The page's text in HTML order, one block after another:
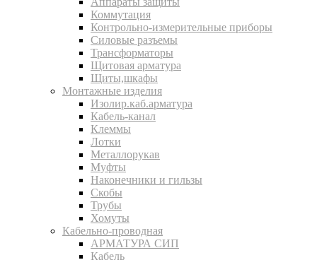
Коммутация
Контрольно-измерительные приборы
Силовые разъемы
Трансформаторы
Щитовая арматура
Щиты,шкафы
Монтажные изделия
Изолир.каб.арматура
Кабель-канал
Клеммы
Лотки
Металлорукав
Муфты
Наконечники и гильзы
Скобы
Трубы
Хомуты
Кабельно-проводная
АРМАТУРА СИП
Кабель